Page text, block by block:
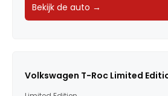
Bekijk de auto →
Volkswagen T-Roc Limited